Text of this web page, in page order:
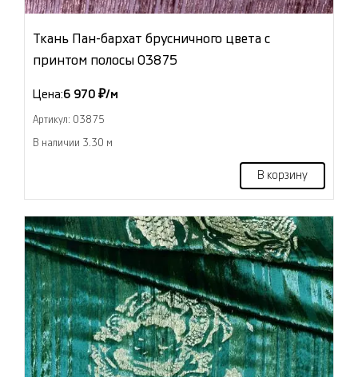
Ткань Пан-бархат брусничного цвета с
принтом полосы 03875
Цена:6 970 ₽/м
Артикул: 03875
В наличии 3.30 м
В корзину